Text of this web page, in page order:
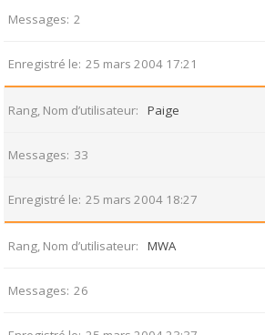
Messages 2
Enregistré le 25 mars 2004 17:21
Rang, Nom d’utilisateur Paige
Messages 33
Enregistré le 25 mars 2004 18:27
Rang, Nom d’utilisateur MWA
Messages 26